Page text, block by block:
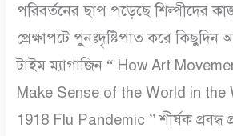
পরিবর্তনের ছাপ পড়েছে শিল্পীদের
প্রেক্ষাপটে পুনঃদৃষ্টিপাত করে কিছুদিন
টাইম ম্যাগাজিন “ How Art
Make Sense of the World in the
1918 Flu Pandemic ” শীর্ষক প্রবন্ধ